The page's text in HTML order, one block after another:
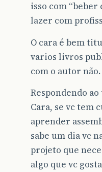
isso com
lazer com
O cara é bem
varios livros
com o autor não.
Respondendo
Cara, se vc tem
aprender
sabe um dia vc
projeto que
algo que vc